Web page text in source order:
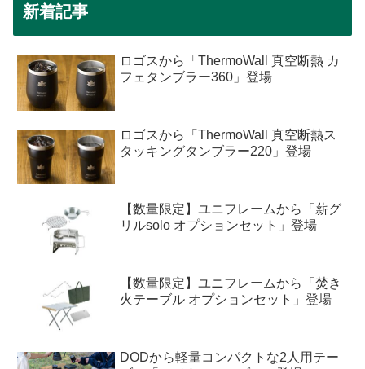
新着記事
ロゴスから「ThermoWall 真空断熱 カ
フェタンブラー360」登場
ロゴスから「ThermoWall 真空断熱ス
タッキングタンブラー220」登場
【数量限定】ユニフレームから「薪グ
リルsolo オプションセット」登場
【数量限定】ユニフレームから「焚き
火テーブル オプションセット」登場
DODから軽量コンパクトな2人用テー